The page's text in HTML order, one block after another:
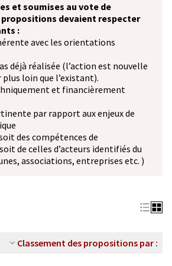
et soumises au vote de
devaient respecter
:
avec les orientations
déjà réalisée (l’action est nouvelle
plus loin que l’existant).
et financièrement
par rapport aux enjeux de
des compétences de
de celles d’acteurs identifiés du
associations, entreprises etc. )
Classement des propositions par :